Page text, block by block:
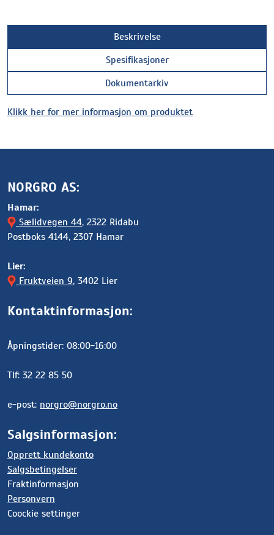
Beskrivelse
Spesifikasjoner
Dokumentarkiv
Klikk her for mer informasjon om produktet
NORGRO AS:
Hamar:
Sælidvegen 44, 2322 Ridabu
Postboks 4144, 2307 Hamar
Lier:
Fruktveien 9, 3402 Lier
Kontaktinformasjon:
Åpningstider: 08:00-16:00
Tlf: 32 22 85 50
e-post: norgro@norgro.no
Salgsinformasjon:
Opprett kundekonto
Salgsbetingelser
Fraktinformasjon
Personvern
Coockie settinger